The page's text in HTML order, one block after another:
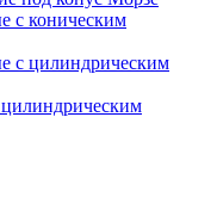
с коническим
с цилиндрическим